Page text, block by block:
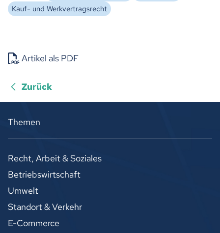
Kauf- und Werkvertragsrecht
Artikel als PDF
Zurück
Themen
Recht, Arbeit & Soziales
Betriebswirtschaft
Umwelt
Standort & Verkehr
E-Commerce